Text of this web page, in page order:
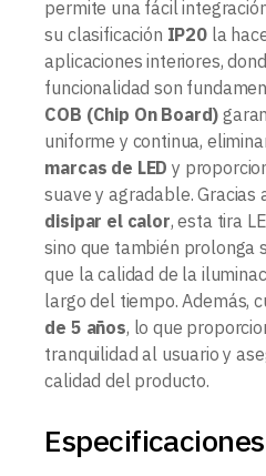
permite una fácil
su clasificación IP20la
aplicaciones interiores,
funcionalidad son
COB (Chip On Board)
uniforme y continua,
marcas de LED y
suave y agradable. Gracias
disipar el calor, esta tira
sino que también prolonga
que la calidad de la
largo del tiempo. Además,
de 5 años, lo que
tranquilidad al usuario y
calidad del producto.